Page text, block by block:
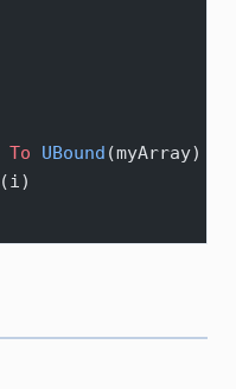
To UBound (myArray)
(i)